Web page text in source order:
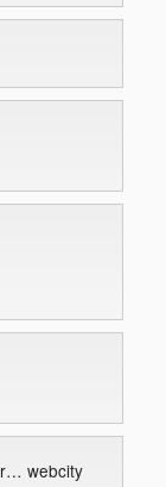
r… webcity